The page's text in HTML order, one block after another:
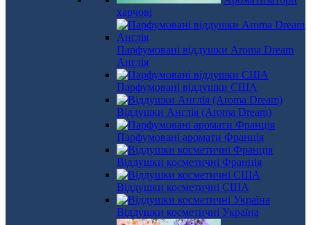
харчові
Парфумовані віддушки Aroma Dream
Англія
Парфумовані віддушки США
Віддушки Англія (Aroma Dream)
Парфумовані аромати Франція
Віддушки косметичні Франція
Віддушки косметичні США
Віддушки косметичні Україна